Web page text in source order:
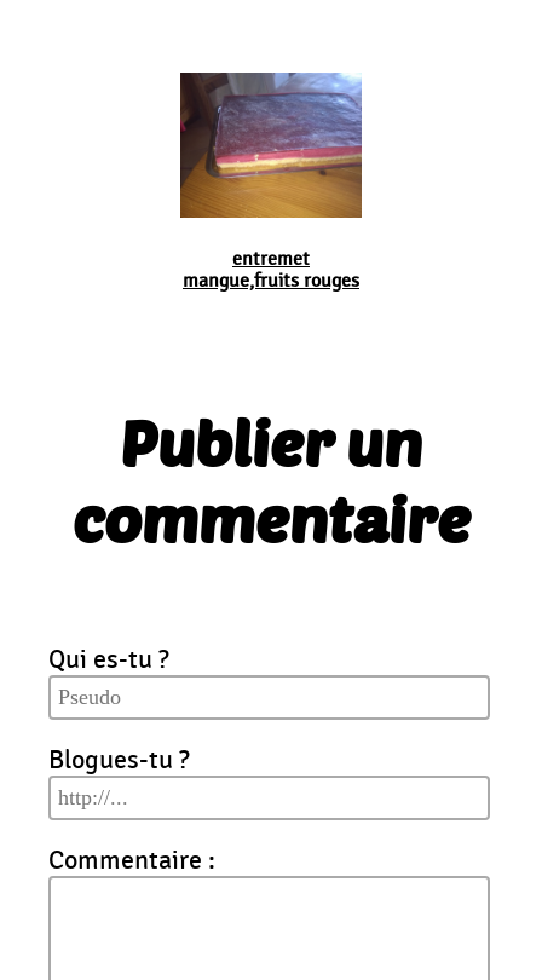
entremet
mangue,fruits rouges
Publier un
commentaire
Qui es-tu ?
Blogues-tu ?
Commentaire :